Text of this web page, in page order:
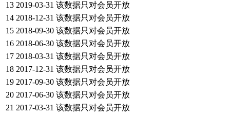
13 2019-03-31 该数据只对会员开放
14 2018-12-31 该数据只对会员开放
15 2018-09-30 该数据只对会员开放
16 2018-06-30 该数据只对会员开放
17 2018-03-31 该数据只对会员开放
18 2017-12-31 该数据只对会员开放
19 2017-09-30 该数据只对会员开放
20 2017-06-30 该数据只对会员开放
21 2017-03-31 该数据只对会员开放